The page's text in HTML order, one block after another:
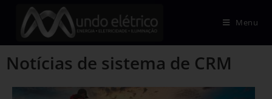
Menu
Notícias de sistema de CRM